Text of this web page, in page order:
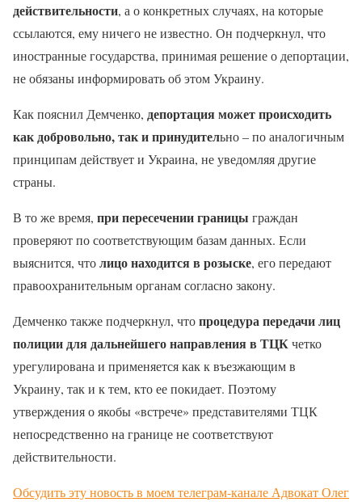
действительности, а о конкретных случаях, на которые
ссылаются, ему ничего не известно. Он подчеркнул, что
иностранные государства, принимая решение о депортации,
не обязаны информировать об этом Украину.
Как пояснил Демченко, депортация может происходить
как добровольно, так и принудительно – по аналогичным
принципам действует и Украина, не уведомляя другие
страны.
В то же время, при пересечении границы граждан
проверяют по соответствующим базам данных. Если
выяснится, чтолицо находится в розыске, его передают
правоохранительным органам согласно закону.
Демченко также подчеркнул, чтопроцедура передачи лиц
полиции для дальнейшего направления в ТЦКчетко
урегулирована и применяется как к въезжающим в
Украину, так и к тем, кто ее покидает. Поэтому
утверждения о якобы «встрече» представителями ТЦК
непосредственно на границе не соответствуют
действительности.
Обсудить эту новость в моем телеграм-канале Адвокат Олег